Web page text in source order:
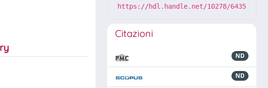
https://hdl.handle.net/10278/6435
Citazioni
ND
ND